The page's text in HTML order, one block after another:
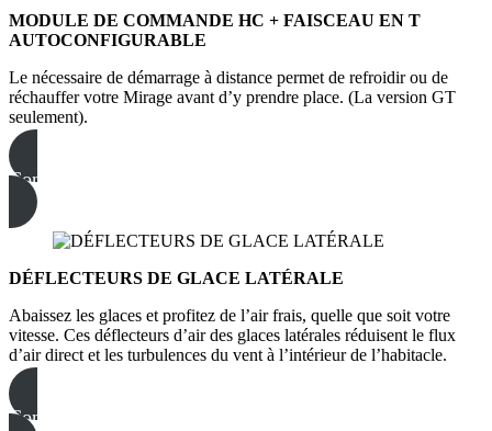
MODULE DE COMMANDE HC + FAISCEAU EN T
AUTOCONFIGURABLE
Le nécessaire de démarrage à distance permet de refroidir ou de
réchauffer votre Mirage avant d’y prendre place. (La version GT
seulement).
Commandez dès maintenant
DÉFLECTEURS DE GLACE LATÉRALE
Abaissez les glaces et profitez de l’air frais, quelle que soit votre
vitesse. Ces déflecteurs d’air des glaces latérales réduisent le flux
d’air direct et les turbulences du vent à l’intérieur de l’habitacle.
Commandez dès maintenant